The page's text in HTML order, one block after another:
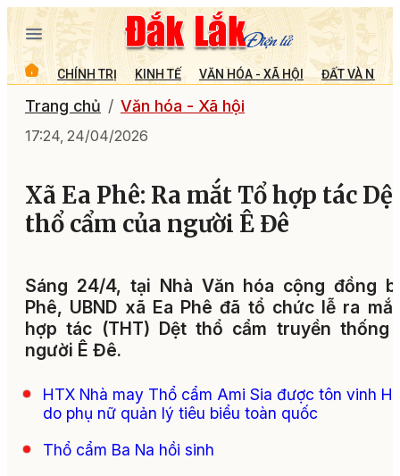
CHÍNH TRỊ KINH TẾ VĂN HÓA - XÃ HỘI ĐẤT VÀ
Trang chủ Văn hóa - Xã hội
17:24, 24/04/2026
Xã Ea Phê: Ra mắt Tổ hợp tác
thổ cẩm của người Ê Đê
Sáng 24/4, tại Nhà Văn hóa cộng đồng
Phê, UBND xã Ea Phê đã tổ chức lễ ra
hợp tác (THT) Dệt thổ cẩm truyền thống
người Ê Đê.
HTX Nhà may Thổ cẩm Ami Sia được tôn vinh
do phụ nữ quản lý tiêu biểu toàn quốc
Thổ cẩm Ba Na hồi sinh